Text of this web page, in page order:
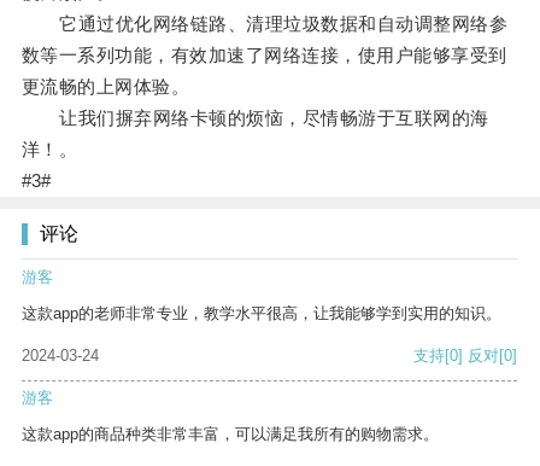
它通过优化网络链路、清理垃圾数据和自动调整网络参
数等一系列功能，有效加速了网络连接，使用户能够享受到
更流畅的上网体验。
让我们摒弃网络卡顿的烦恼，尽情畅游于互联网的海
洋！。
#3#
评论
游客
这款app的老师非常专业，教学水平很高，让我能够学到实用的知识。
2024-03-24 支持[0] 反对[0]
游客
这款app的商品种类非常丰富，可以满足我所有的购物需求。